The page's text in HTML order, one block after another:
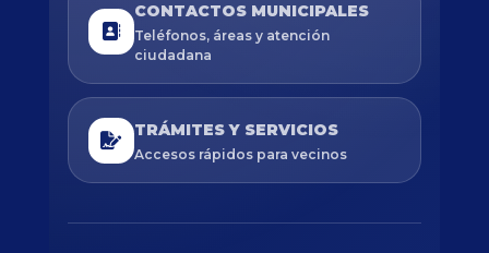
CONTACTOS MUNICIPALES
Teléfonos, áreas y atención
ciudadana
TRÁMITES Y SERVICIOS
Accesos rápidos para vecinos